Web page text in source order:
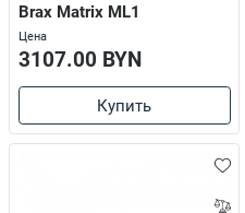
Brax Matrix ML1
Цена
3107.00 BYN
Купить